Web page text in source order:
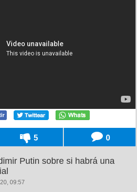
5 0
Putin sobre si habrá una
09:57